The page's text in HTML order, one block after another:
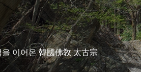
이어온 韓國佛敎 太古宗